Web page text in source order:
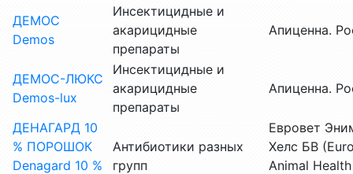
ДЕМОС
Demos
Инсектицидные и
акарицидные
препараты
Апиценна.
ДЕМОС-ЛЮКС
Demos-lux
Инсектицидные и
акарицидные
препараты
Апиценна.
ДЕНАГАРД 10
% ПОРОШОК
Denagard 10 %
Антибиотики разных
групп
Евровет
Хелс БВ
Animal